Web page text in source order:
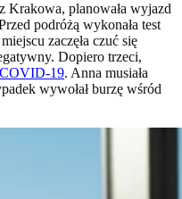
Krakowa, planowała wyjazd
podróżą wykonała test
zaczęła czuć się
Dopiero trzeci,
COVID-19. Anna musiała
wywołał burzę wśród